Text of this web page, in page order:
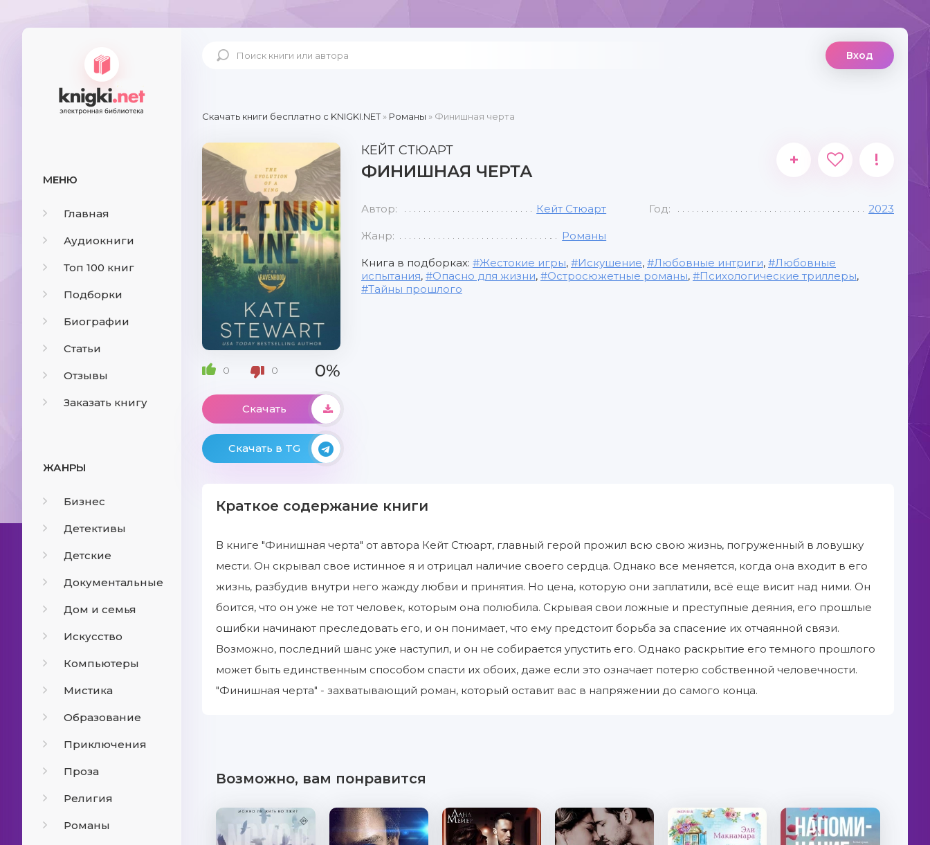
МЕНЮ
Главная
Аудиокниги
Топ 100 книг
Подборки
Биографии
Статьи
Отзывы
Заказать книгу
ЖАНРЫ
Бизнес
Детективы
Детские
Документальные
Дом и семья
Искусство
Компьютеры
Мистика
Образование
Приключения
Проза
Религия
Романы
Вход
Скачать книги бесплатно c KNIGKI.NET» Романы » Финишная черта
0 0 0%
Скачать
Скачать в TG
КЕЙТ СТЮАРТ
ФИНИШНАЯ ЧЕРТА
+ !
Автор: Кейт Стюарт Год: 2023
Жанр: Романы
Книга в подборках: Жестокие игры, Искушение, Любовные интриги,
Любовные
испытания, Опасно для жизни, Остросюжетные романы, Психологические триллеры,
Тайны прошлого
Краткое содержание книги
В книге "Финишная черта" от автора Кейт Стюарт, главный герой прожил всю свою жизнь, погруженный в ловушку
мести. Он скрывал свое истинное я и отрицал наличие своего сердца. Однако все меняется, когда она входит в его
жизнь, разбудив внутри него жажду любви и принятия. Но цена, которую они заплатили, всё еще висит над ними. Он
боится, что он уже не тот человек, которым она полюбила. Скрывая свои ложные и преступные деяния, его прошлые
ошибки начинают преследовать его, и он понимает, что ему предстоит борьба за спасение их отчаянной связи.
Возможно, последний шанс уже наступил, и он не собирается упустить его. Однако раскрытие его темного прошлого
может быть единственным способом спасти их обоих, даже если это означает потерю собственной человечности.
"Финишная черта" - захватывающий роман, который оставит вас в напряжении до самого конца.
Возможно, вам понравится